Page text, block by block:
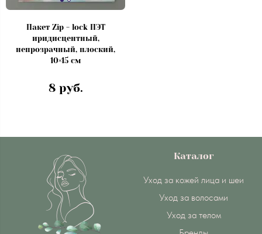
Пакет Zip - lock ПЭТ
иридисцентный,
непрозрачный, плоский,
10×15 см
8 руб.
Каталог
Уход за кожей лица и шеи
Уход за волосами
Уход за телом